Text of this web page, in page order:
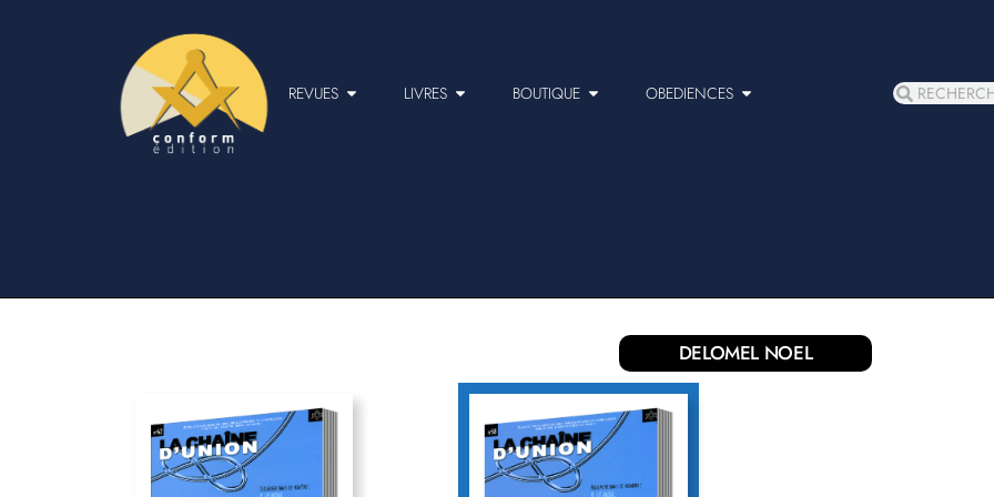
REVUES LIVRES BOUTIQUE OBEDIENCES
DELOMEL NOEL